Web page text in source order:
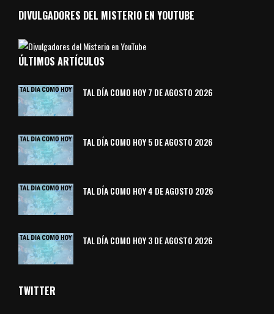
DIVULGADORES DEL MISTERIO EN YOUTUBE
ÚLTIMOS ARTÍCULOS
TAL DÍA COMO HOY 7 DE AGOSTO 2026
TAL DÍA COMO HOY 5 DE AGOSTO 2026
TAL DÍA COMO HOY 4 DE AGOSTO 2026
TAL DÍA COMO HOY 3 DE AGOSTO 2026
TWITTER